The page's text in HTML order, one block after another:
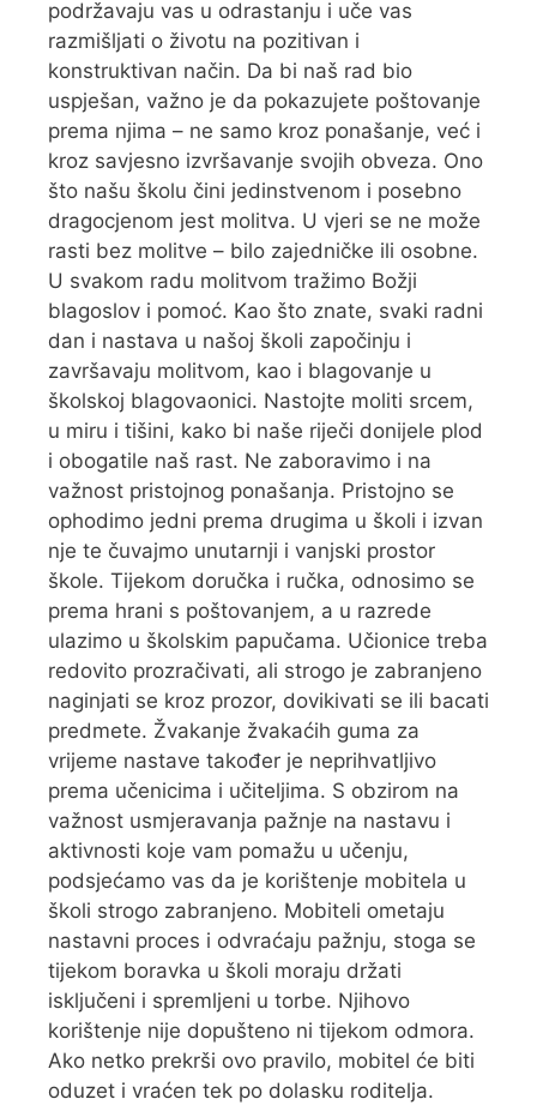
podržavaju vas u odrastanju i uče vas
razmišljati o životu na pozitivan i
konstruktivan način. Da bi naš rad bio
uspješan, važno je da pokazujete poštovanje
prema njima – ne samo kroz ponašanje, već i
kroz savjesno izvršavanje svojih obveza. Ono
što našu školu čini jedinstvenom i posebno
dragocjenom jest molitva. U vjeri se ne može
rasti bez molitve – bilo zajedničke ili osobne.
U svakom radu molitvom tražimo Božji
blagoslov i pomoć. Kao što znate, svaki radni
dan i nastava u našoj školi započinju i
završavaju molitvom, kao i blagovanje u
školskoj blagovaonici. Nastojte moliti srcem,
u miru i tišini, kako bi naše riječi donijele plod
i obogatile naš rast. Ne zaboravimo i na
važnost pristojnog ponašanja. Pristojno se
ophodimo jedni prema drugima u školi i izvan
nje te čuvajmo unutarnji i vanjski prostor
škole. Tijekom doručka i ručka, odnosimo se
prema hrani s poštovanjem, a u razrede
ulazimo u školskim papučama. Učionice treba
redovito prozračivati, ali strogo je zabranjeno
naginjati se kroz prozor, dovikivati se ili bacati
predmete. Žvakanje žvakaćih guma za
vrijeme nastave također je neprihvatljivo
prema učenicima i učiteljima. S obzirom na
važnost usmjeravanja pažnje na nastavu i
aktivnosti koje vam pomažu u učenju,
podsjećamo vas da je korištenje mobitela u
školi strogo zabranjeno. Mobiteli ometaju
nastavni proces i odvraćaju pažnju, stoga se
tijekom boravka u školi moraju držati
isključeni i spremljeni u torbe. Njihovo
korištenje nije dopušteno ni tijekom odmora.
Ako netko prekrši ovo pravilo, mobitel će biti
oduzet i vraćen tek po dolasku roditelja.